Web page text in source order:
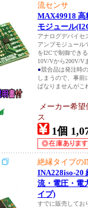
流センサ
MAX49918 高
モジュール
アナログデバイセ
アンプモジュール
をI2Cで制御でき
10V/Vから200V/V
●競合品は発注時
しまうので、事前
ばなりませんがこ
メーカー希
ス
1個
絶縁タイプの
INA228iso-20
流・電圧・電
イプ)
すでに販売してお